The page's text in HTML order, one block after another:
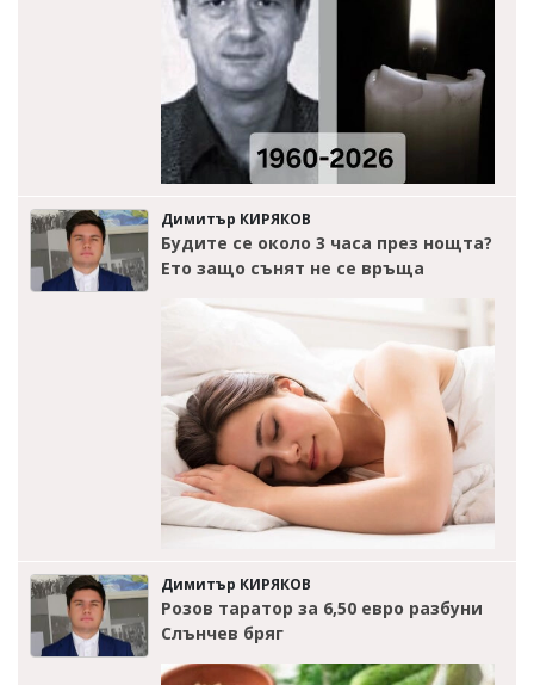
Димитър КИРЯКОВ
Будите се около 3 часа през нощта?
Ето защо сънят не се връща
Димитър КИРЯКОВ
Розов таратор за 6,50 евро разбуни
Слънчев бряг